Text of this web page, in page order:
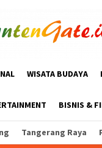
WISATA BUDAYA
BISNIS &
Tangerang Raya